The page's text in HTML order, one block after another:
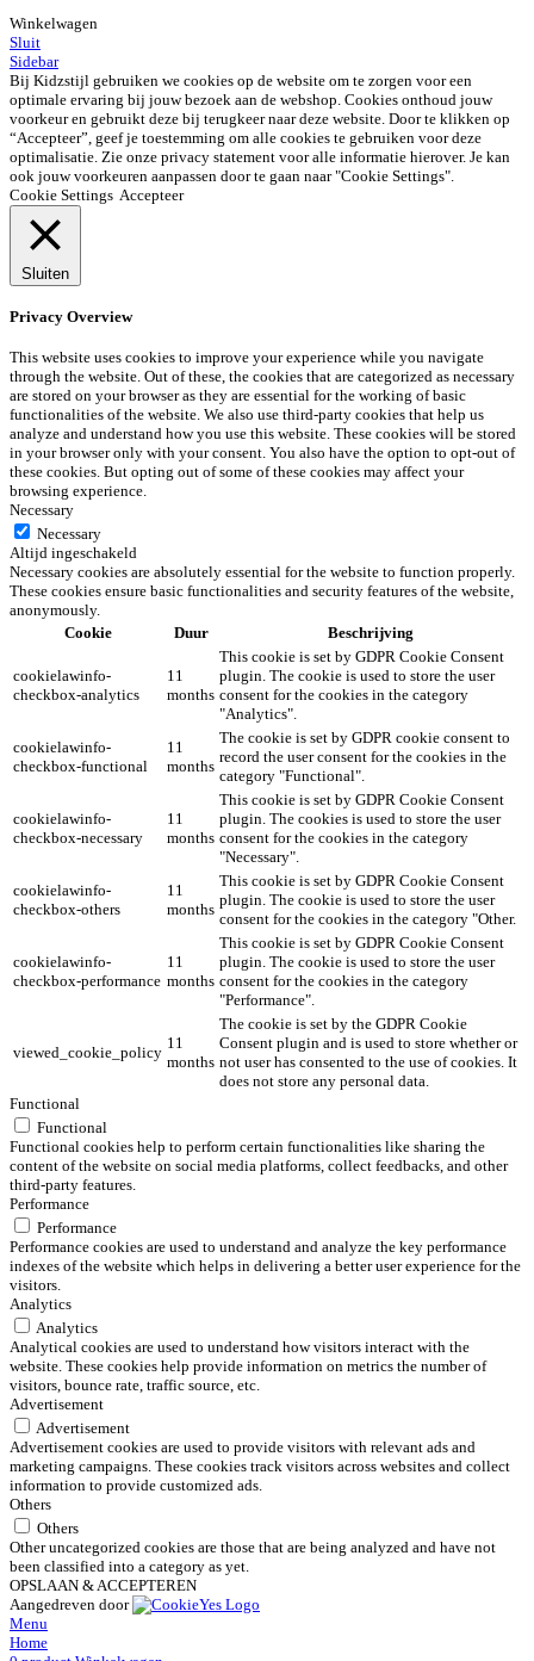
Winkelwagen
Sluit
Sidebar
Bij Kidzstijl gebruiken we cookies op de website om te zorgen voor een
optimale ervaring bij jouw bezoek aan de webshop. Cookies onthoud jouw
voorkeur en gebruikt deze bij terugkeer naar deze website. Door te klikken op
“Accepteer”, geef je toestemming om alle cookies te gebruiken voor deze
optimalisatie. Zie onze privacy statement voor alle informatie hierover. Je kan
ook jouw voorkeuren aanpassen door te gaan naar "Cookie Settings".
Cookie Settings Accepteer
Sluiten
Privacy Overview
This website uses cookies to improve your experience while you navigate
through the website. Out of these, the cookies that are categorized as necessary
are stored on your browser as they are essential for the working of basic
functionalities of the website. We also use third-party cookies that help us
analyze and understand how you use this website. These cookies will be stored
in your browser only with your consent. You also have the option to opt-out of
these cookies. But opting out of some of these cookies may affect your
browsing experience.
Necessary
Necessary
Altijd ingeschakeld
Necessary cookies are absolutely essential for the website to function properly.
These cookies ensure basic functionalities and security features of the website,
anonymously.
Cookie
Duur Beschrijving
cookielawinfo-
checkbox-analytics
11
months
This cookie is set by GDPR Cookie Consent
plugin. The cookie is used to store the user
consent for the cookies in the category
"Analytics".
cookielawinfo-
checkbox-functional
11
months
The cookie is set by GDPR cookie consent to
record the user consent for the cookies in the
category "Functional".
cookielawinfo-
checkbox-necessary
11
months
This cookie is set by GDPR Cookie Consent
plugin. The cookies is used to store the user
consent for the cookies in the category
"Necessary".
cookielawinfo-
checkbox-others
11
months
This cookie is set by GDPR Cookie Consent
plugin. The cookie is used to store the user
consent for the cookies in the category "Other.
cookielawinfo-
checkbox-performance
11
months
This cookie is set by GDPR Cookie Consent
plugin. The cookie is used to store the user
consent for the cookies in the category
"Performance".
viewed_cookie_policy
11
months
The cookie is set by the GDPR Cookie
Consent plugin and is used to store whether or
not user has consented to the use of cookies. It
does not store any personal data.
Functional
Functional
Functional cookies help to perform certain functionalities like sharing the
content of the website on social media platforms, collect feedbacks, and other
third-party features.
Performance
Performance
Performance cookies are used to understand and analyze the key performance
indexes of the website which helps in delivering a better user experience for the
visitors.
Analytics
Analytics
Analytical cookies are used to understand how visitors interact with the
website. These cookies help provide information on metrics the number of
visitors, bounce rate, traffic source, etc.
Advertisement
Advertisement
Advertisement cookies are used to provide visitors with relevant ads and
marketing campaigns. These cookies track visitors across websites and collect
information to provide customized ads.
Others
Others
Other uncategorized cookies are those that are being analyzed and have not
been classified into a category as yet.
OPSLAAN & ACCEPTEREN
Aangedreven door
Menu
Home